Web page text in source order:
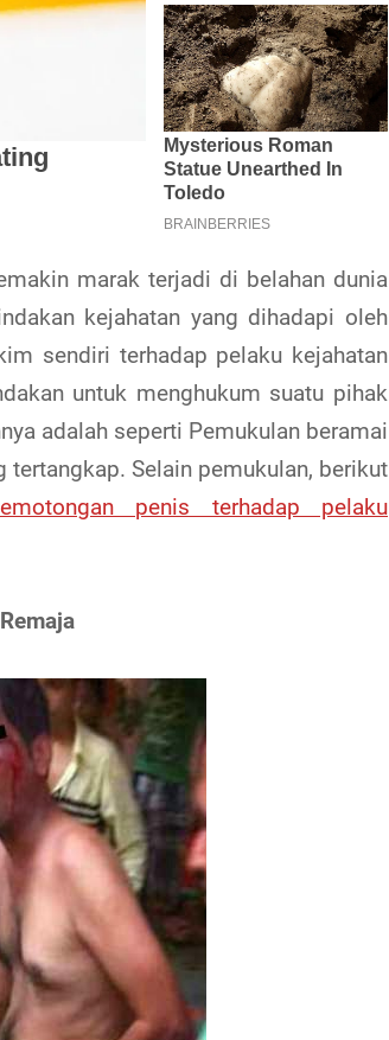
marak terjadi di belahan dunia
kejahatan yang dihadapi oleh
sendiri terhadap pelaku kejahatan
untuk menghukum suatu pihak
adalah seperti Pemukulan beramai
tertangkap. Selain pemukulan, berikut
penis terhadap pelaku